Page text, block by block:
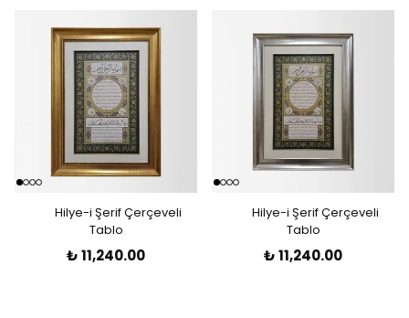
Hilye-i Şerif Çerçeveli
Tablo
₺ 11,240.00
Hilye-i Şerif Çerçeveli
Tablo
₺ 11,240.00